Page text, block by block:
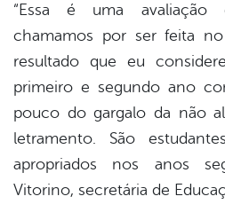
“Essa é uma avaliação
chamamos por ser feita
resultado que eu
primeiro e segundo ano
pouco do gargalo da não
letramento. São
apropriados nos anos
Vitorino, secretária de